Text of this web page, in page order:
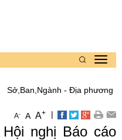
Sở,Ban,Ngành - Địa phương
A- A A+ |
nghị Báo cáo